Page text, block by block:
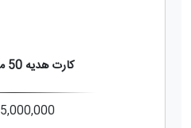
کارت هدیه 50 میلیون ریال
5,000,000